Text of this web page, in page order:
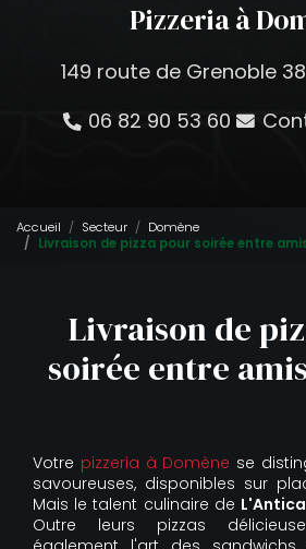
Pizzeria à
149 route de Grenoble
06 82 90 53 60
Accueil Secteur
Domène
Livraison de pizza pour soirée entre
Livraison de
soirée entre
Votre pizzeria à Domène se
savoureuses, disponibles sur
Mais le talent culinaire de L'Antica
Outre leurs pizzas